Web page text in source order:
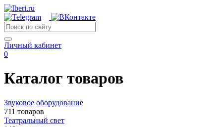
Личный кабинет
0
Каталог товаров
Звуковое оборудование
711 товаров
Театральный свет